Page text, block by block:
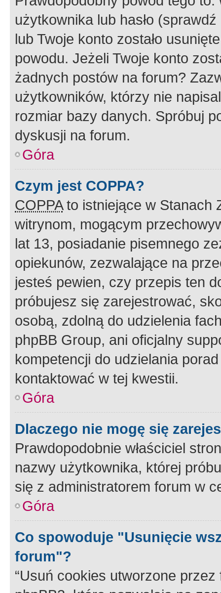
użytkownika lub hasło
lub Twoje konto zostało
powodu. Jeżeli Twoje konto
żadnych postów na forum?
użytkowników, którzy nie
rozmiar bazy danych. Spróbuj
dyskusji na forum.
Góra
Czym jest COPPA?
COPPAto istniejące w Stanach
witrynom, mogącym
lat 13, posiadanie pisemnego
opiekunów, zezwalające na
jesteś pewien, czy przepis ten
próbujesz się zarejestrować,
osobą, zdolną do udzielenia
phpBB Group, ani oficjalny
kompetencji do udzielania
kontaktować w tej kwestii.
Góra
Dlaczego nie mogę się
Prawdopodobnie właściciel
nazwy użytkownika, której
się z administratorem forum w
Góra
Co spowoduje "Usunięcie
forum"?
“Usuń cookies utworzone